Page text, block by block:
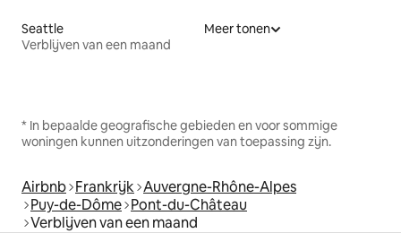
Seattle
Verblijven van een maand
Meer tonen
* In bepaalde geografische gebieden en voor sommige
woningen kunnen uitzonderingen van toepassing zijn.
Airbnb Frankrijk Auvergne-Rhône-Alpes
Puy-de-Dôme Pont-du-Château
Verblijven van een maand